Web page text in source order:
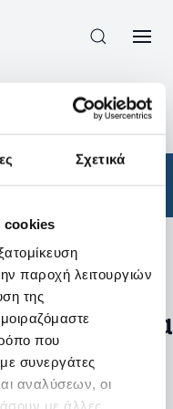
Σχετικά
cookies
παροχή λειτουργιών
της
που
συνεργάτες
αναλύσεων, οι
με άλλες
/
με τα